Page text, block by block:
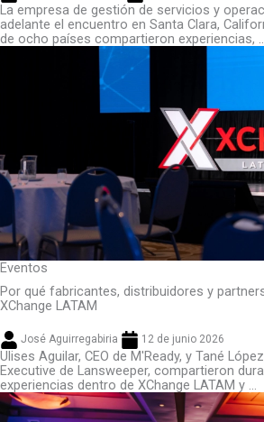
La empresa de gestión de servicios y
adelante el encuentro en Santa Clara,
de ocho países compartieron experiencias, ...
Eventos
Por qué fabricantes, distribuidores y
XChange LATAM
José Aguirregabiria 12 de junio 2026
Ulises Aguilar, CEO de M'Ready, y Tané
Executive de Lansweeper, compartieron
experiencias dentro de XChange LATAM y ...